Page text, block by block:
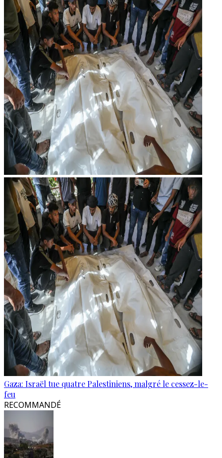
Gaza: Israël tue quatre Palestiniens, malgré le cessez-le-
feu
RECOMMANDÉ